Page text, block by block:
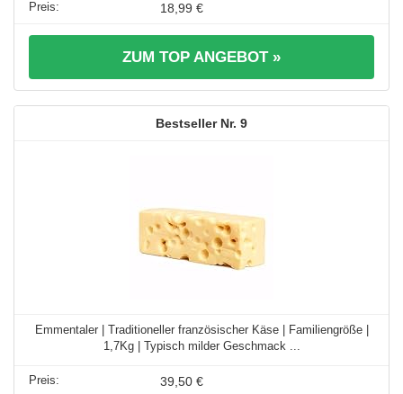
18,99 €
ZUM TOP ANGEBOT »
9
Emmentaler | Traditioneller französischer Käse | Familiengröße |
1,7Kg | Typisch milder Geschmack ...
39,50 €